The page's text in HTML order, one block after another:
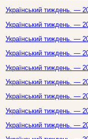
Український тиждень. —
Український тиждень. —
Український тиждень. —
Український тиждень. —
Український тиждень. —
Український тиждень. —
Український тиждень. —
Український тиждень. —
Український тиждень. —